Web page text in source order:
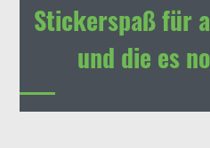
Stickerspaß für
und die es